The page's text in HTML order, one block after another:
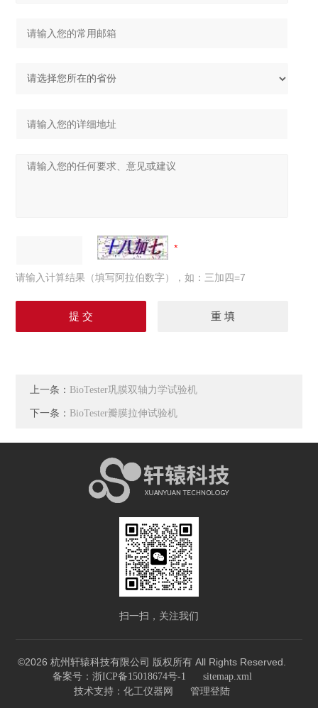
请输入计算结果（填写阿拉伯数字），如：三加四=7
上一条： BioTester巩膜双轴力学试验机
下一条： BioTester瓣膜拉伸试验机
扫一扫，关注我们
©2026 杭州轩辕科技有限公司 版权所有 All Rights Reserved.
备案号：浙ICP备15018674号-1 sitemap.xml
技术支持： 化工仪器网 管理登陆